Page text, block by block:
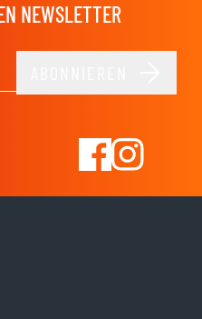
NEWSLETTER